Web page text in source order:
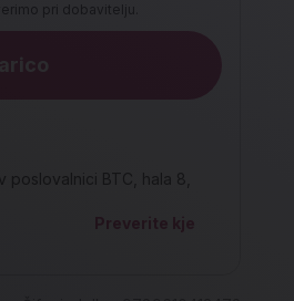
pri dobavitelju.
BTC, hala 8,
Preverite kje